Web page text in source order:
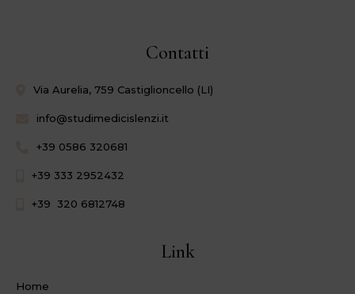
Contatti
Via Aurelia, 759 Castiglioncello (LI)
info@studimedicislenzi.it
+39 0586 320681
+39 333 2952432
+39 320 6812748
Link
Home